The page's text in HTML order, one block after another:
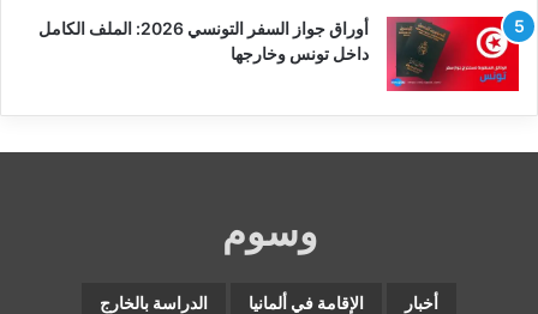
أوراق جواز السفر التونسي 2026: الملف الكامل
داخل تونس وخارجها
وسوم
أخبار الإقامة في ألمانيا الدراسة بالخارج